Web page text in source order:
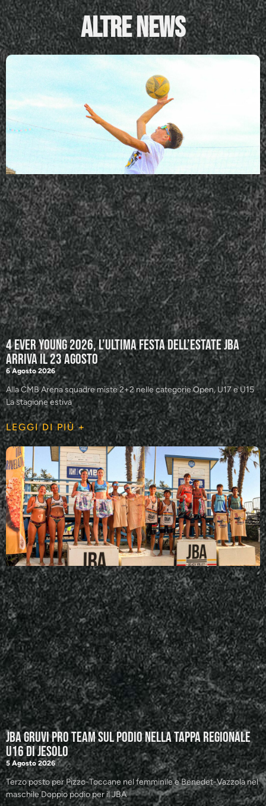
Altre News
4 Ever Young 2026, l’ultima festa dell’estate JBA
arriva il 23 agosto
6 Agosto 2026
Alla CMB Arena squadre miste 2+2 nelle categorie Open, U17 e U15
La stagione estiva
LEGGI DI PIÙ +
JBA GRUVI Pro Team sul podio nella tappa regionale
U16 di Jesolo
5 Agosto 2026
Terzo posto per Pizzo-Toccane nel femminile e Benedet-Vazzola nel
maschile Doppio podio per il JBA